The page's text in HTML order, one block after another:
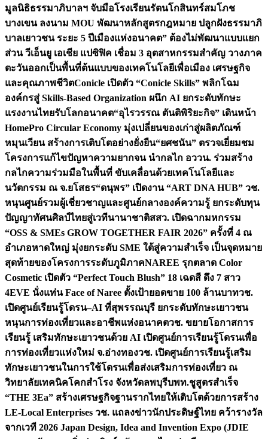
มูลนิธิธรรมาภิบาลฯ จับมือโรงเรียนรัตนโกสินทร์สมโภช
บางเขน ลงนาม MOU พัฒนาหลักสูตรกฎหมาย ปลูกฝังธรรมาภิ
บาลเยาวชน ระยะ 5 ปีเมืองแห่งอนาคต” ต้องไม่พัฒนาแบบแยก
ส่วน วีเอ็นยู เอเชีย แปซิฟิค เชื่อม 3 อุตสาหกรรมสำคัญ วางภาค
ตะวันออกเป็นพื้นที่ต้นแบบของเทคโนโลยีเพื่อเมือง เศรษฐกิจ
และคุณภาพชีวิตConicle เปิดตัว “Conicle Skills” พลิกโฉม
องค์กรสู่ Skills-Based Organization ผนึก AI ยกระดับทักษะ
แรงงานไทยรับโลกอนาคต“อุไรวรรณ ตันติพิริยะกิจ” เดินหน้า
HomePro Circular Economy มุ่งเปลี่ยนของเก่าสู่ผลิตภัณฑ์
หมุนเวียน สร้างการเติบโตอย่างยั่งยืน“ยศชนัน” ตรวจเยี่ยมชม
โครงการแก้ไขปัญหาความยากจน นำกลไก อววน. ร่วมสร้าง
กลไกความร่วมมือในพื้นที่ ขับเคลื่อนด้วยเทคโนโลยีและ
นวัตกรรม ณ จ.ยโสธร“ดนุพร” เปิดงาน “ART DNA HUB” วช.
หนุนศูนย์รวมผู้เชี่ยวชาญและศูนย์กลางองค์ความรู้ ยกระดับทุน
ปัญญาทัศนศิลป์ไทยสู่เวทีนานาชาติสสว. เปิดฉากมหกรรม
“OSS & SMEs GROW TOGETHER FAIR 2026” ครั้งที่ 4 ณ
อำเภอหาดใหญ่ มุ่งยกระดับ SME ใต้สู่ความสำเร็จ เป็นจุดหมาย
สุดท้ายของโครงการระดับภูมิภาคNAREE รุกตลาด Color
Cosmetic เปิดตัว “Perfect Touch Blush” 18 เฉดสี ดึง 7 สาว
4EVE นั่งแท่น Face of Naree ตั้งเป้ายอดขาย 100 ล้านบาทวช.
เปิดศูนย์เรียนรู้โดรน–AI ที่สุพรรณบุรี ยกระดับทักษะเยาวชน
หนุนการท่องเที่ยวและอาชีพแห่งอนาคตวช. ขยายโอกาสการ
เรียนรู้ เสริมทักษะเยาวชนด้วย AI เปิดศูนย์การเรียนรู้โดรนเพื่อ
การท่องเที่ยวแห่งใหม่ จ.อ่างทองวช. เปิดศูนย์การเรียนรู้เสริม
ทักษะเยาวชนในการใช้โดรนเพื่อส่งเสริมการท่องเที่ยว ณ
วิทยาลัยเทคนิคโคกสำโรง จังหวัดลพบุรีบพท.ชูสูตรสำเร็จ
“THE 3Ea” สร้างเศรษฐกิจฐานรากไทยให้เติบโตด้วยการสร้าง
LE-Local Enterprises วช. แถลงข่าวนักประดิษฐ์ไทย คว้ารางวัล
จากเวที 2026 Japan Design, Idea and Invention Expo (JDIE